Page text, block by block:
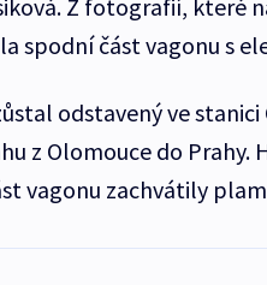
Z fotografií, které
spodní část vagonu s
odstavený ve
z Olomouce do Prahy.
vagonu zachvátily